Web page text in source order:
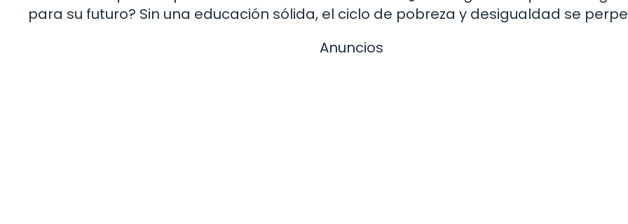
para su futuro? Sin una educación sólida, el ciclo de pobreza y desigualdad se
Anuncios